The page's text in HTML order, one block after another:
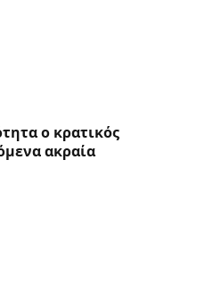
ο κρατικός
ακραία